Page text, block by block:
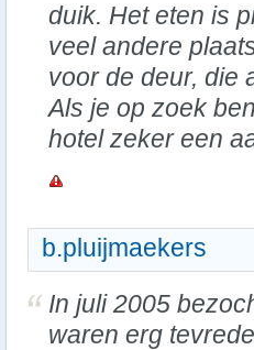
duik. Het eten is
veel andere
voor de deur, die
Als je op zoek
hotel zeker een
b.pluijmaekers
In juli 2005
waren erg